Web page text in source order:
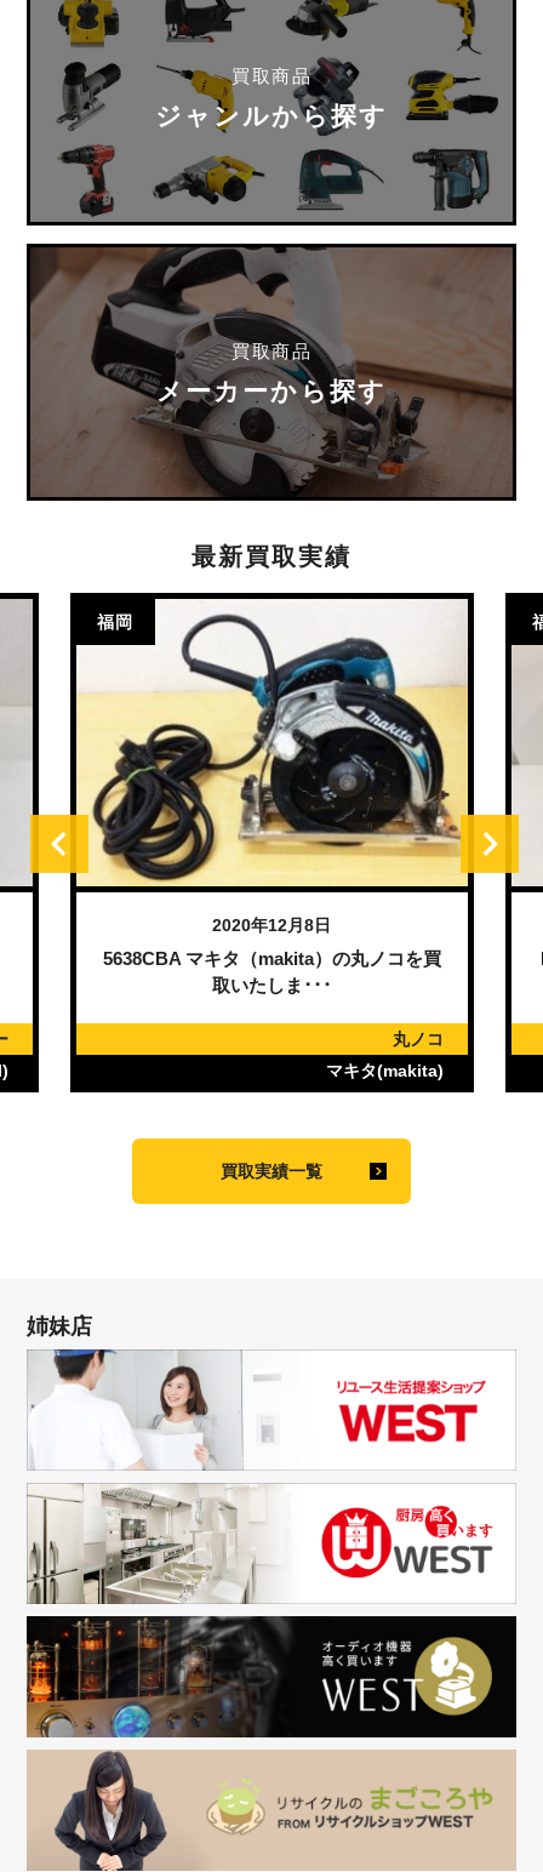
買取商品
ジャンルから探す
買取商品
メーカーから探す
最新買取実績
福岡
2020年12月8日
5638CBA マキタ（makita）の丸ノコを買
取いたしま･･･
丸ノコ
マキタ(makita)
買取実績一覧
姉妹店